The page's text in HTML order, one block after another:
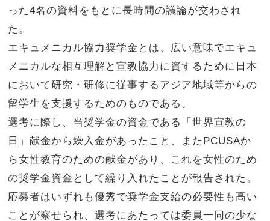
った4名の資料をもとに長時間の議論が交わされ
た。
エキュメニカル協力奨学金とは、広い意味でエキュ
メニカルな相互理解と宣教協力に資するために日本
において研究・研修に従事するアジア地域等からの
留学生を支援するためのものである。
選考に際し、当奨学金の資金である「世界宣教の
日」献金から繰入金があったこと、またPCUSAか
ら女性教育のための献金があり、これを女性のため
の奨学金資金として繰り入れたことが報告された。
応募者はいずれも優秀で奨学金支給の必要性も高い
ことが察せられ、選考にあたっては委員一同の少な